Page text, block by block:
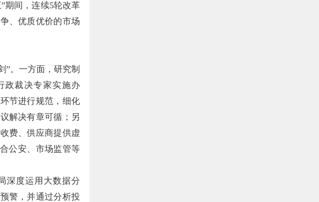
期间，连续5轮改革
、优质优价的市场
”。一方面，研究制
政裁决专家实施办
节进行规范，细化
解决有章可循；另
费、供应商提供虚
公安、市场监管等
深度运用大数据分
警，并通过分析投